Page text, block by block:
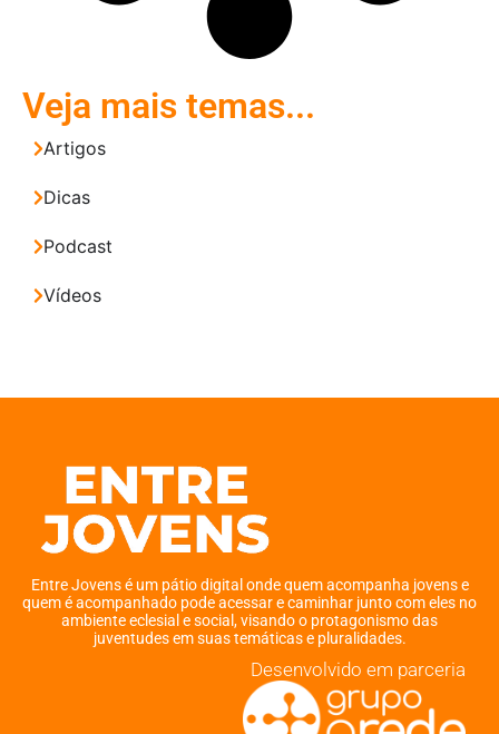
Veja mais temas...
Artigos
Dicas
Podcast
Vídeos
Entre Jovens é um pátio digital onde quem acompanha jovens e
quem é acompanhado pode acessar e caminhar junto com eles no
ambiente eclesial e social, visando o protagonismo das
juventudes em suas temáticas e pluralidades.
Desenvolvido em parceria